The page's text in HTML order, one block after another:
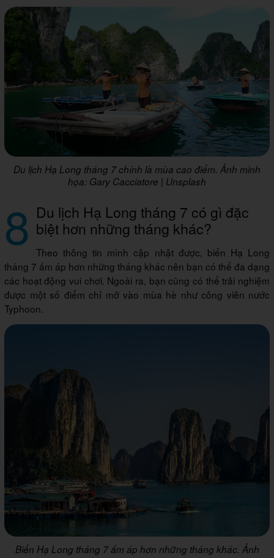
Du lịch Hạ Long tháng 7 chính là mùa cao điểm. Ảnh minh
họa: Gary Cacciatore | Unsplash
8 Du lịch Hạ Long tháng 7 có gì đặc
biệt hơn những tháng khác?
Theo thông tin mình cập nhật được, biển Hạ Long
tháng 7 ấm áp hơn những tháng khác nên bạn có thể đa dạng
các hoạt động vui chơi. Ngoài ra, bạn cũng có thể trải nghiệm
được một số điểm chỉ mở vào mùa hè như công viên nước
Typhoon.
Biển Hạ Long tháng 7 ấm áp hơn những tháng khác. Ảnh